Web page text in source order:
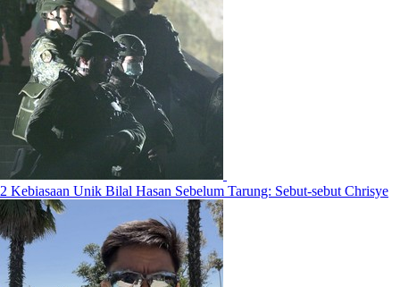
2 Kebiasaan Unik Bilal Hasan Sebelum Tarung: Sebut-sebut Chrisye